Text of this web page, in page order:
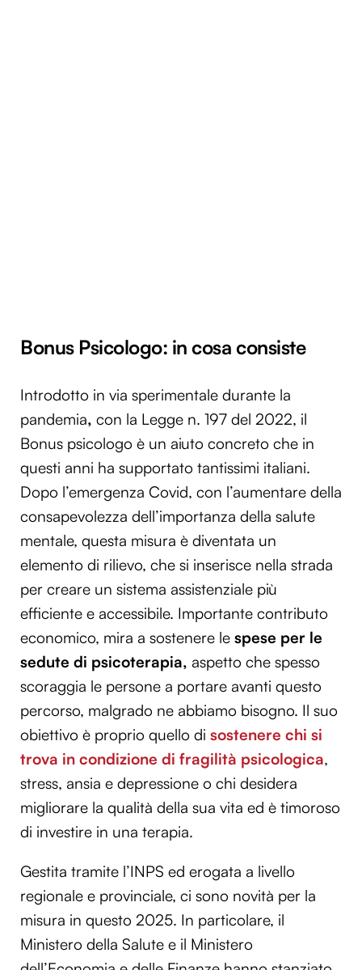
Bonus Psicologo: in cosa consiste
Introdotto in via sperimentale durante la
pandemia, con la Legge n. 197 del 2022, il
Bonus psicologo è un aiuto concreto che in
questi anni ha supportato tantissimi italiani.
Dopo l’emergenza Covid, con l’aumentare della
consapevolezza dell’importanza della salute
mentale, questa misura è diventata un
elemento di rilievo, che si inserisce nella strada
per creare un sistema assistenziale più
efficiente e accessibile. Importante contributo
economico, mira a sostenere le spese per le
sedute di psicoterapia, aspetto che spesso
scoraggia le persone a portare avanti questo
percorso, malgrado ne abbiamo bisogno. Il suo
obiettivo è proprio quello di sostenere chi si
trova in condizione di fragilità psicologica,
stress, ansia e depressione o chi desidera
migliorare la qualità della sua vita ed è timoroso
di investire in una terapia.
Gestita tramite l’INPS ed erogata a livello
regionale e provinciale, ci sono novità per la
misura in questo 2025. In particolare, il
Ministero della Salute e il Ministero